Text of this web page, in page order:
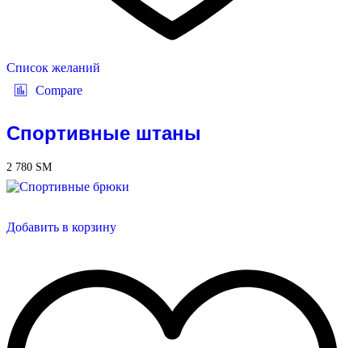
Список желаний
Compare
Спортивные штаны
2 780 ЅМ
Добавить в корзину